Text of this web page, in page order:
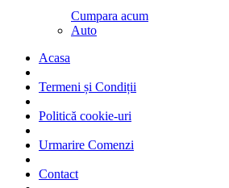
Cumpara acum
Auto
Acasa
Termeni și Condiții
Politică cookie-uri
Urmarire Comenzi
Contact